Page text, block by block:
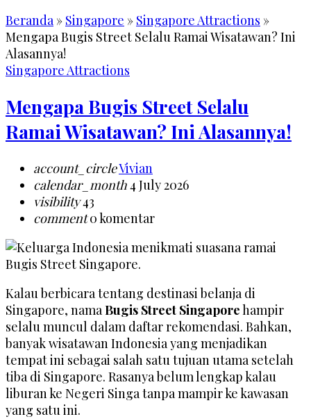
Beranda» Singapore » Singapore Attractions »
Mengapa Bugis Street Selalu Ramai Wisatawan? Ini
Alasannya!
Singapore Attractions
Mengapa Bugis Street Selalu
Ramai Wisatawan? Ini Alasannya!
account_circleVivian
calendar_month4 July 2026
visibility43
comment0 komentar
Kalau berbicara tentang destinasi belanja di
Singapore, namaBugis Street Singaporehampir
selalu muncul dalam daftar rekomendasi. Bahkan,
banyak wisatawan Indonesia yang menjadikan
tempat ini sebagai salah satu tujuan utama setelah
tiba di Singapore. Rasanya belum lengkap kalau
liburan ke Negeri Singa tanpa mampir ke kawasan
yang satu ini.